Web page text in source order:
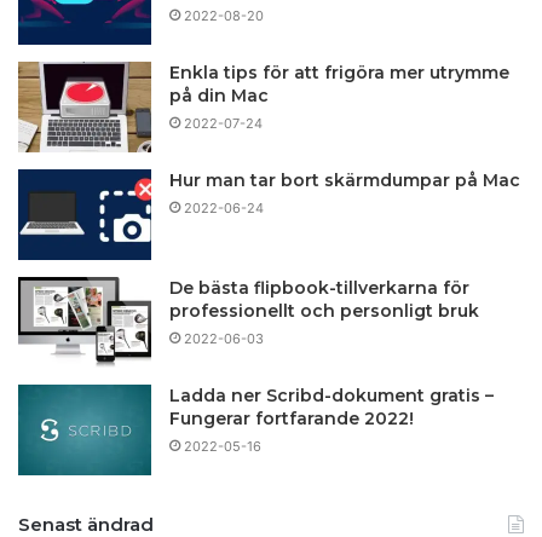
2022-08-20
Enkla tips för att frigöra mer utrymme
på din Mac
2022-07-24
Hur man tar bort skärmdumpar på Mac
2022-06-24
De bästa flipbook-tillverkarna för
professionellt och personligt bruk
2022-06-03
Ladda ner Scribd-dokument gratis –
Fungerar fortfarande 2022!
2022-05-16
Senast ändrad